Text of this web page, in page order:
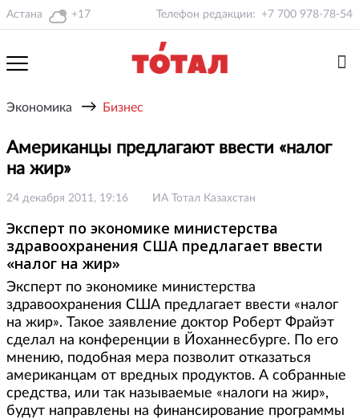
Астана +17 Телефон редакции: +7 700 978-78-54
Экономика → Бизнес
Американцы предлагают ввести «налог
на жир»
24 декабря 2011, 19:16 ИА Тотал Казахстан
Эксперт по экономике министерства
здравоохранения США предлагает ввести
«налог на жир»
Эксперт по экономике министерства
здравоохранения США предлагает ввести «налог
на жир». Такое заявление доктор Роберт Фрайэт
сделал на конференции в Йоханнесбурге. По его
мнению, подобная мера позволит отказаться
американцам от вредных продуктов. А собранные
средства, или так называемые «налоги на жир»,
будут направлены на финансирование программы